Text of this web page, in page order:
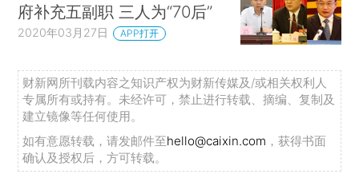
府补充五副职 三人为“70后”
2020年03月27日 APP打开
财新网所刊载内容之知识产权为财新传媒及/或相关权利人
专属所有或持有。未经许可，禁止进行转载、摘编、复制及
建立镜像等任何使用。
如有意愿转载，请发邮件至hello@caixin.com ，获得书面
确认及授权后，方可转载。